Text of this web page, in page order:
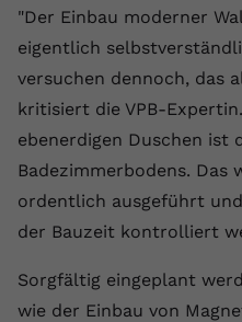
"Der Einbau moderner
eigentlich
versuchen dennoch, das
kritisiert die VPB-
ebenerdigen Duschen ist
Badezimmerbodens. Das
ordentlich ausgeführt
der Bauzeit kontrolliert
Sorgfältig eingeplant
wie der Einbau von
Laufzeit Session
YouTube
speichern,
Videos